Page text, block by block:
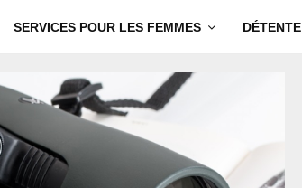
SERVICES POUR LES FEMMES DÉTENTE